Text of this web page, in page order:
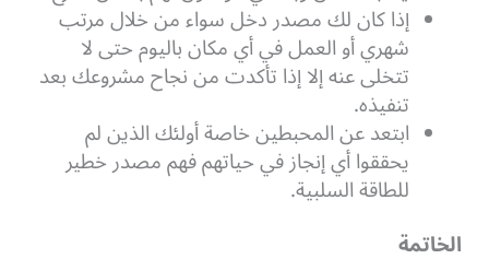
إذا كان لك مصدر دخل سواء من خلال مرتب
شهري أو العمل في أي مكان باليوم حتى لا
تتخلى عنه إلا إذا تأكدت من نجاح مشروعك بعد
تنفيذه.
ابتعد عن المحبطين خاصة أولئك الذين لم
يحققوا أي إنجاز في حياتهم فهم مصدر خطير
للطاقة السلبية.
الخاتمة